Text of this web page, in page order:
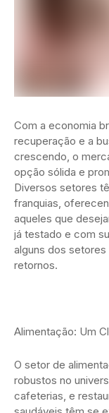
Com a economia
recuperação e a
crescendo, o
opção sólida e
Diversos setores
franquias,
aqueles que
já testado e com
alguns dos
retornos.
Alimentação: Um
O setor de
robustos no
cafeterias, e